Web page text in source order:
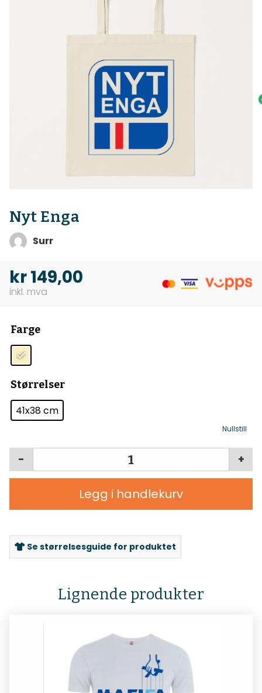
Nyt Enga
Surr
kr149,00
Farge
Størrelser
41x38 cm
Nullstill
+
-
Legg i handlekurv
Se størrelsesguide for produktet
Lignende produkter